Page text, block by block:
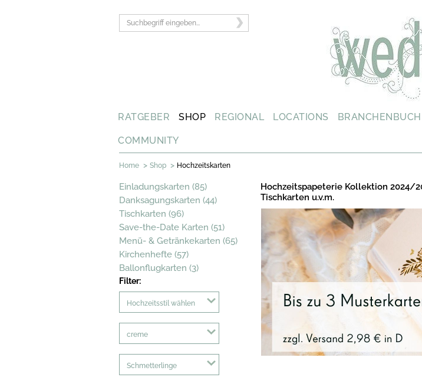
RATGEBER SHOP REGIONAL LOCATIONS BRANCHENBUCH
COMMUNITY
Home > Shop > Hochzeitskarten
Einladungskarten (85)
Danksagungskarten (44)
Tischkarten (96)
Save-the-Date Karten (51)
Menü- & Getränkekarten (65)
Kirchenhefte (57)
Ballonflugkarten (3)
Filter:
Hochzeitsstil wählen
creme
Schmetterlinge
Hochzeitspapeterie Kollektion 2024/
Tischkarten u.v.m.